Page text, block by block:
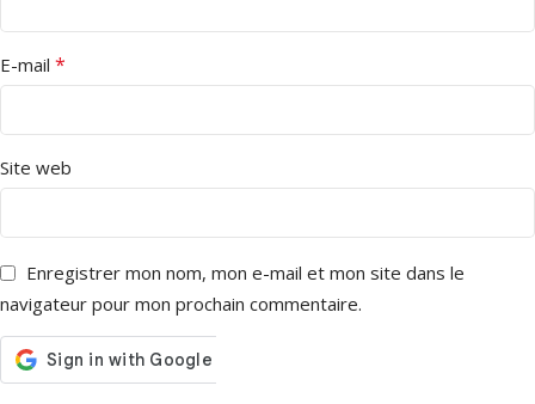
E-mail *
Site web
Enregistrer mon nom, mon e-mail et mon site dans le
navigateur pour mon prochain commentaire.